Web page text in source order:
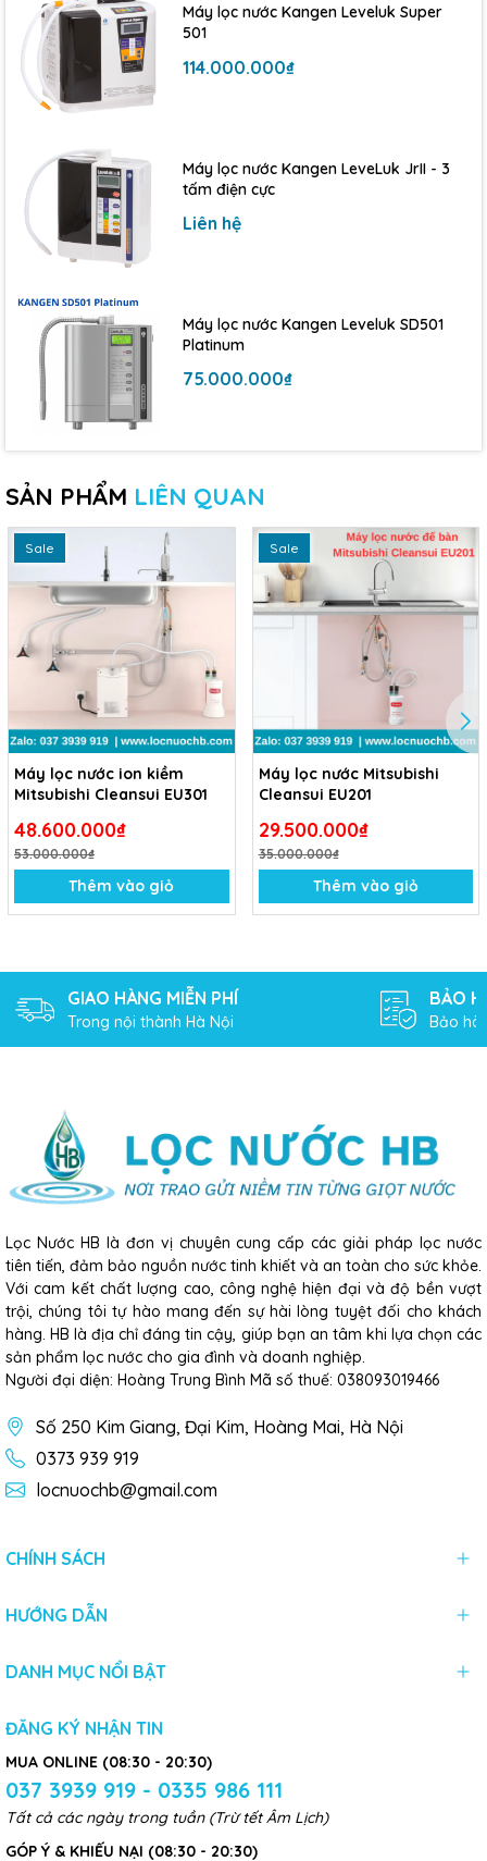
đặc biệt là trẻ nhỏ và người già.
»
Tiết kiệm chi phí dài hạn so với việc mua nước đóng
chai.
Kết luận
Nếu bạn đang tìm kiếm một máy lọc nước vừa hiệu quả,
tiện lợi lại tiết kiệm chi phí, thì
Cleansui EU101
cho sức khỏe ngay từ hôm nay để bảo vệ những người
thân yêu trong gia đình bạn.
Máy lọc nước Kangen Leveluk Super
501
114.000.000₫
Máy lọc nước Kangen LeveLuk JrII - 3
tấm điện cực
Liên hệ
Máy lọc nước Kangen Leveluk SD501
Platinum
75.000.000₫
SẢN PHẨM LIÊN QUAN
Sale
Máy lọc nước ion kiềm
Mitsubishi Cleansui EU301
48.600.000₫
53.000.000₫
Thêm vào giỏ
Sale
Máy lọc nước Mitsubishi
Cleansui EU201
29.500.000₫
35.000.000₫
Thêm vào giỏ
GIAO HÀNG MIỄN PHÍ
Trong nội thành Hà Nội
BẢO
Bảo
Lọc Nước HB là đơn vị chuyên cung cấp các giải pháp lọc nước
tiên tiến, đảm bảo nguồn nước tinh khiết và an toàn cho sức khỏe.
Với cam kết chất lượng cao, công nghệ hiện đại và độ bền vượt
trội, chúng tôi tự hào mang đến sự hài lòng tuyệt đối cho khách
hàng. HB là địa chỉ đáng tin cậy, giúp bạn an tâm khi lựa chọn các
sản phẩm lọc nước cho gia đình và doanh nghiệp.
Người đại diện: Hoàng Trung Bình Mã số thuế: 038093019466
Số 250 Kim Giang, Đại Kim, Hoàng Mai, Hà Nội
0373 939 919
locnuochb@gmail.com
CHÍNH SÁCH
HƯỚNG DẪN
DANH MỤC NỔI BẬT
ĐĂNG KÝ NHẬN TIN
MUA ONLINE (08:30 - 20:30)
037 3939 919 - 0335 986 111
Tất cả các ngày trong tuần (Trừ tết Âm Lịch)
GÓP Ý & KHIẾU NẠI (08:30 - 20:30)